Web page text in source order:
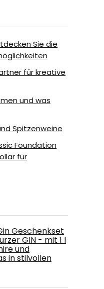
Sie die
für kreative
und was
Spitzenweine
Foundation
für
Geschenkset
GIN - mit 1 l
und
in stilvollen